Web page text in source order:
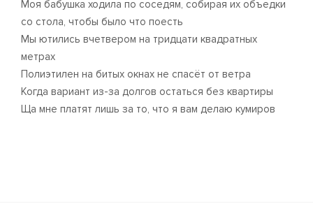
Моя бабушка ходила по соседям, собирая их объедки
со стола, чтобы было что поесть
Мы ютились вчетвером на тридцати квадратных
метрах
Полиэтилен на битых окнах не спасёт от ветра
Когда вариант из-за долгов остаться без квартиры
Ща мне платят лишь за то, что я вам делаю кумиров